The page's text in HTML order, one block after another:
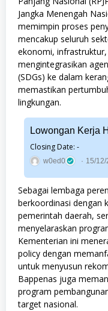
Jangka Menengah
memimpin proses
mencakup seluruh
ekonomi,
mengintegrasikan
(SDGs) ke dalam
memastikan
lingkungan.
Lowongan Kerja
Closing Date: -
w0ed0 15/12/
Sebagai lembaga
berkoordinasi dengan
pemerintah daerah,
menyelaraskan
Kementerian ini
policy dengan
untuk menyusun
Bappenas juga
program
target nasional.